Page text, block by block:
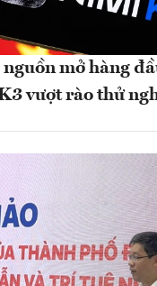
mở hàng
vượt rào thử